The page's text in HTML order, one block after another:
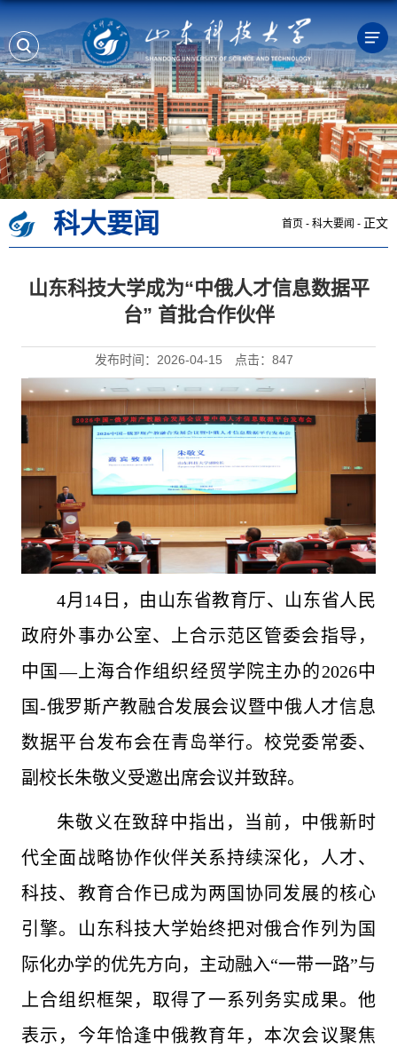
科大要闻 首页 - 科大要闻 - 正文
山东科技大学成为“中俄人才信息数据平
台” 首批合作伙伴
发布时间：2026-04-15 点击： 847
4月14日，由山东省教育厅、山东省人民
政府外事办公室、上合示范区管委会指导，
中国—上海合作组织经贸学院主办的2026中
国-俄罗斯产教融合发展会议暨中俄人才信息
数据平台发布会在青岛举行。校党委常委、
副校长朱敬义受邀出席会议并致辞。
朱敬义在致辞中指出，当前，中俄新时
代全面战略协作伙伴关系持续深化，人才、
科技、教育合作已成为两国协同发展的核心
引擎。山东科技大学始终把对俄合作列为国
际化办学的优先方向，主动融入“一带一路”与
上合组织框架，取得了一系列务实成果。他
表示，今年恰逢中俄教育年，本次会议聚焦